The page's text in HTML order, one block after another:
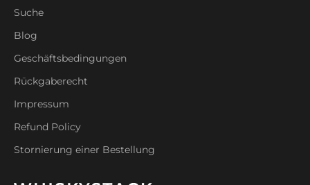
Suche
Blog
Geschäftsbedingungen
Rückgaberecht
Impressum
Refund Policy
Stornierung einer Bestellung